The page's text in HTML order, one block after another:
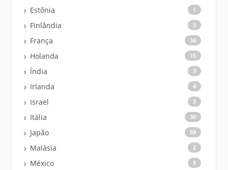
Estônia 1
Finlândia 3
França 34
Holanda 15
Índia 3
Irlanda 4
Israel 3
Itália 30
Japão 59
Malásia 2
México 5